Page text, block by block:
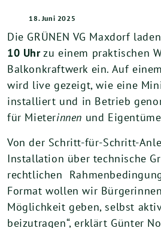
18. Juni 2025
Die GRÜNEN VG Maxdorf
10 Uhrzu einem praktischen
Balkonkraftwerk ein. Auf
wird live gezeigt, wie eine
installiert und in Betrieb
für Mieterinnen und
Von der Schritt-für-Schritt-
Installation über technische
rechtlichen
Format wollen wir
Möglichkeit geben, selbst
beizutragen“, erklärt Günter